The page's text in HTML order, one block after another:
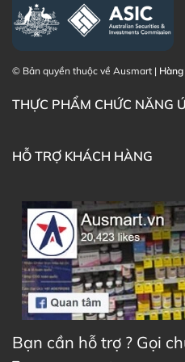
sức khỏe Microgenics Zinc
website hoặc liên hệ với các
hàng của Ausmart tại:
Zalo Ausmart.au|
Điện thoại liên hệ đặt
phẩm Lily Huỳnh
© Bản quyền thuộc về Ausmart |
THỰC PHẨM CHỨC NĂNG
HỖ TRỢ KHÁCH HÀNG
Bạn cần hỗ trợ ? Gọi